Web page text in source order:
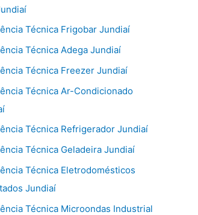
Técnica Frigobar Jundiaí
Técnica Adega Jundiaí
Técnica Freezer Jundiaí
Técnica Ar-Condicionado
Técnica Refrigerador Jundiaí
Técnica Geladeira Jundiaí
Técnica Eletrodomésticos
Jundiaí
Técnica Microondas Industrial